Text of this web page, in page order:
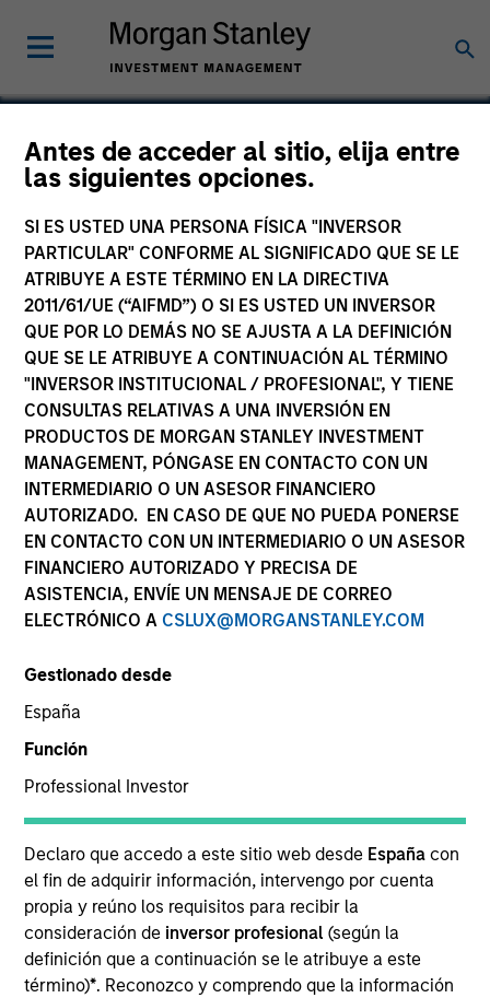
Antes de acceder al sitio, elija entre
las siguientes opciones.
SI ES USTED UNA PERSONA FÍSICA "INVERSOR
PARTICULAR" CONFORME AL SIGNIFICADO QUE SE LE
ATRIBUYE A ESTE TÉRMINO EN LA DIRECTIVA
2011/61/UE (“AIFMD”) O SI ES USTED UN INVERSOR
QUE POR LO DEMÁS NO SE AJUSTA A LA DEFINICIÓN
QUE SE LE ATRIBUYE A CONTINUACIÓN AL TÉRMINO
"INVERSOR INSTITUCIONAL / PROFESIONAL", Y TIENE
CONSULTAS RELATIVAS A UNA INVERSIÓN EN
PRODUCTOS DE MORGAN STANLEY INVESTMENT
MANAGEMENT, PÓNGASE EN CONTACTO CON UN
INTERMEDIARIO O UN ASESOR FINANCIERO
AUTORIZADO. EN CASO DE QUE NO PUEDA PONERSE
EN CONTACTO CON UN INTERMEDIARIO O UN ASESOR
FINANCIERO AUTORIZADO Y PRECISA DE
ASISTENCIA, ENVÍE UN MENSAJE DE CORREO
ELECTRÓNICO A CSLUX@MORGANSTANLEY.COM
Gestionado desde
España
Función
Professional Investor
Declaro que accedo a este sitio web desde España con
el fin de adquirir información, intervengo por cuenta
propia y reúno los requisitos para recibir la
consideración de inversor profesional(según la
definición que a continuación se le atribuye a este
término)*. Reconozco y comprendo que la información
Anhui One & Only
Healthcare
COUNTRY
China
Jul 2018
Transaction Type
Minority
Anhui One & Only is a leading medical beauty